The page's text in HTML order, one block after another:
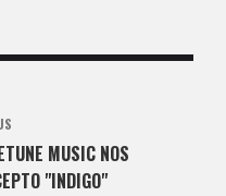
MUSIC NOS
"INDIGO"